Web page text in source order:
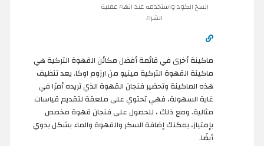
انسخ الكود واستخدمه عند انهاء عملية
الشراء
ماكينة أخرى في قائمة أفضل مكائن القهوة التركية هي
ماكينة القهوة التركية مينيو من ارزوم اوكا. يعد تنظيف
هذه الماكينة وتحضير فنجان القهوة الذي تريده أمرًا في
غاية السهولة، فهي تحتوي على ملعقة لتقديم قياسات
مثالية. ومع ذلك ، للحصول على فنجان قهوة مخصص
بإمتياز، يمكنك إضافة السكر والقهوة والماء بشكل يدوي
أيضًا.